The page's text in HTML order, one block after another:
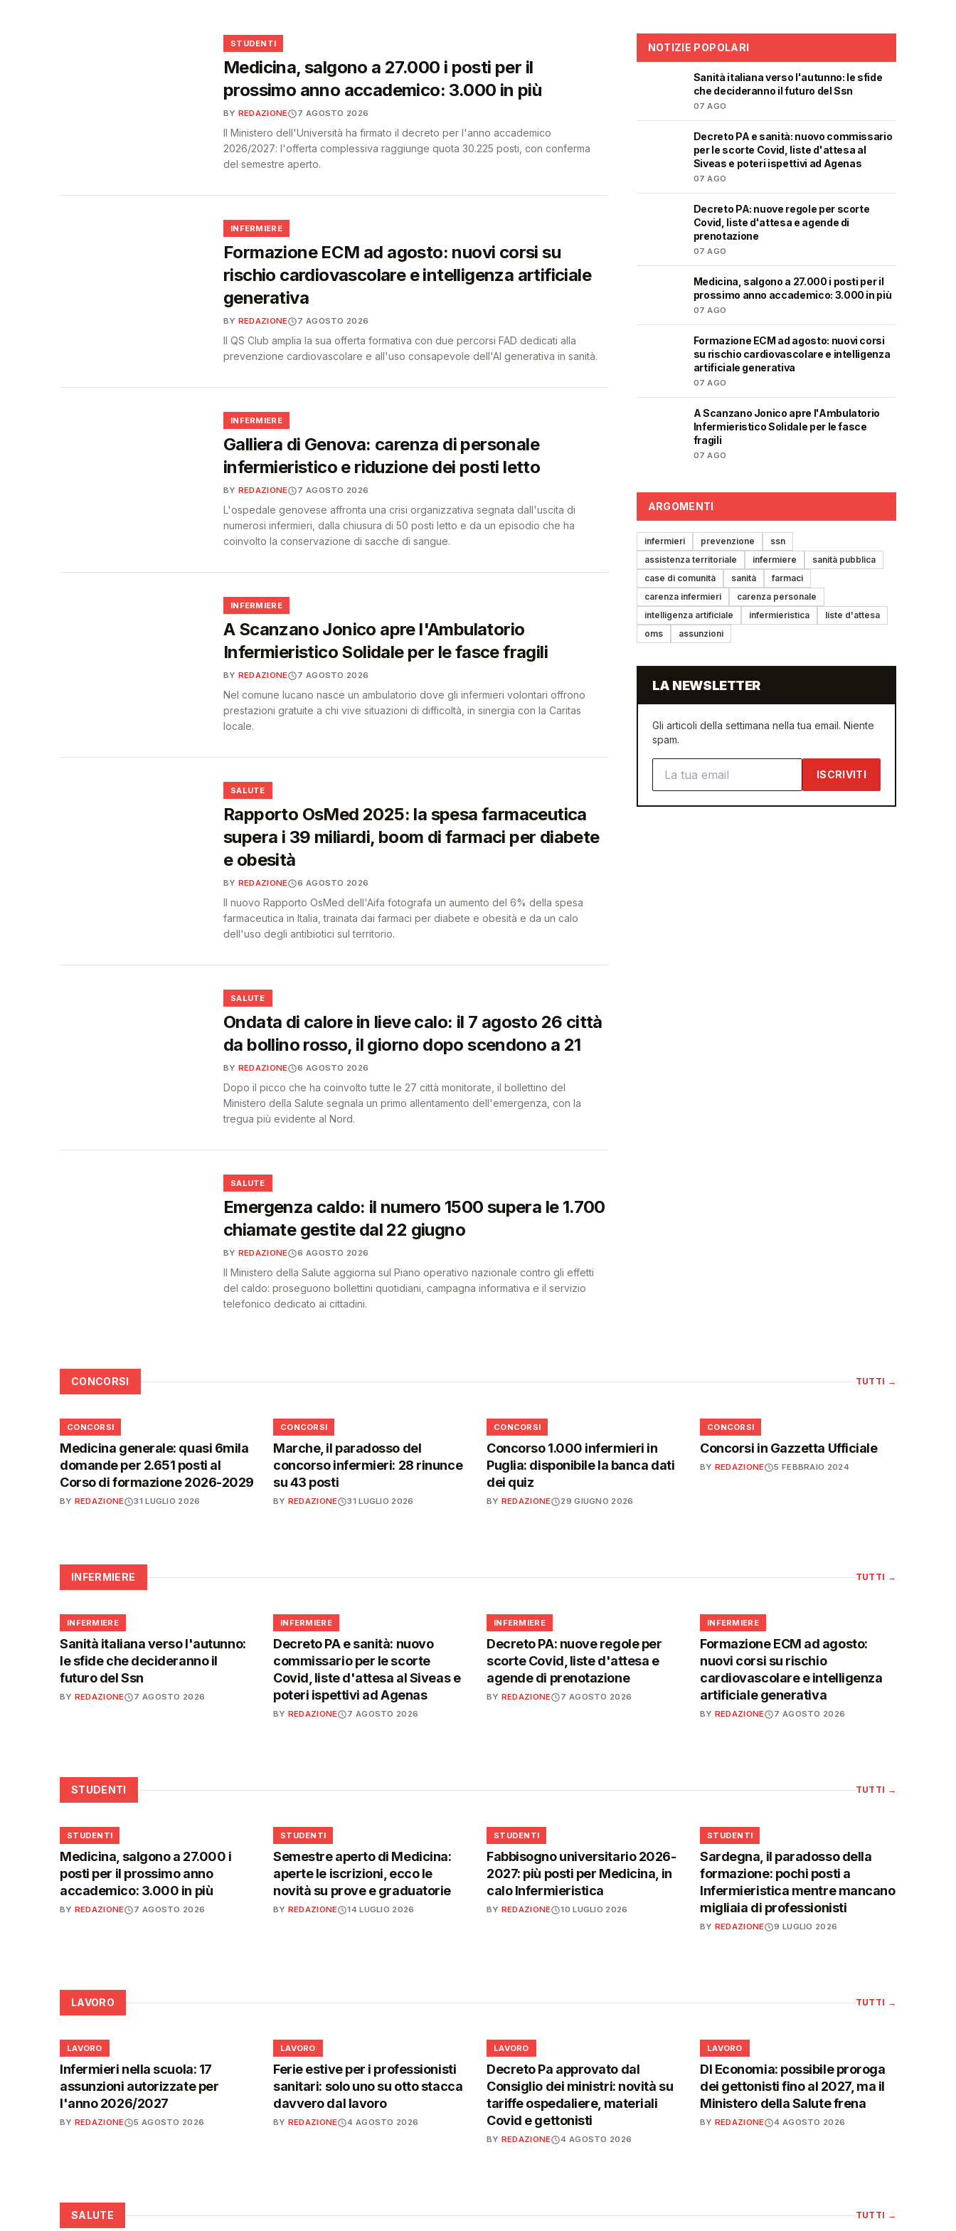
STUDENTI
Medicina, salgono a 27.000 i posti per il
prossimo anno accademico: 3.000 in più
BY REDAZIONE 7 AGOSTO 2026
Il Ministero dell'Università ha firmato il decreto per l'anno accademico
2026/2027: l'offerta complessiva raggiunge quota 30.225 posti, con conferma
del semestre aperto.
INFERMIERE
Formazione ECM ad agosto: nuovi corsi su
rischio cardiovascolare e intelligenza artificiale
generativa
BY REDAZIONE 7 AGOSTO 2026
Il QS Club amplia la sua offerta formativa con due percorsi FAD dedicati alla
prevenzione cardiovascolare e all'uso consapevole dell'AI generativa in sanità.
INFERMIERE
Galliera di Genova: carenza di personale
infermieristico e riduzione dei posti letto
BY REDAZIONE 7 AGOSTO 2026
L'ospedale genovese affronta una crisi organizzativa segnata dall'uscita di
numerosi infermieri, dalla chiusura di 50 posti letto e da un episodio che ha
coinvolto la conservazione di sacche di sangue.
INFERMIERE
A Scanzano Jonico apre l'Ambulatorio
Infermieristico Solidale per le fasce fragili
BY REDAZIONE 7 AGOSTO 2026
Nel comune lucano nasce un ambulatorio dove gli infermieri volontari offrono
prestazioni gratuite a chi vive situazioni di difficoltà, in sinergia con la Caritas
locale.
SALUTE
Rapporto OsMed 2025: la spesa farmaceutica
supera i 39 miliardi, boom di farmaci per diabete
e obesità
BY REDAZIONE 6 AGOSTO 2026
Il nuovo Rapporto OsMed dell'Aifa fotografa un aumento del 6% della spesa
farmaceutica in Italia, trainata dai farmaci per diabete e obesità e da un calo
dell'uso degli antibiotici sul territorio.
SALUTE
Ondata di calore in lieve calo: il 7 agosto 26 città
da bollino rosso, il giorno dopo scendono a 21
BY REDAZIONE 6 AGOSTO 2026
Dopo il picco che ha coinvolto tutte le 27 città monitorate, il bollettino del
Ministero della Salute segnala un primo allentamento dell'emergenza, con la
tregua più evidente al Nord.
SALUTE
Emergenza caldo: il numero 1500 supera le 1.700
chiamate gestite dal 22 giugno
BY REDAZIONE 6 AGOSTO 2026
Il Ministero della Salute aggiorna sul Piano operativo nazionale contro gli effetti
del caldo: proseguono bollettini quotidiani, campagna informativa e il servizio
telefonico dedicato ai cittadini.
NOTIZIE POPOLARI
Sanità italiana verso l'autunno: le sfide
che decideranno il futuro del Ssn
07 AGO
Decreto PA e sanità: nuovo commissario
per le scorte Covid, liste d'attesa al
Siveas e poteri ispettivi ad Agenas
07 AGO
Decreto PA: nuove regole per scorte
Covid, liste d'attesa e agende di
prenotazione
07 AGO
Medicina, salgono a 27.000 i posti per il
prossimo anno accademico: 3.000 in più
07 AGO
Formazione ECM ad agosto: nuovi corsi
su rischio cardiovascolare e intelligenza
artificiale generativa
07 AGO
A Scanzano Jonico apre l'Ambulatorio
Infermieristico Solidale per le fasce
fragili
07 AGO
ARGOMENTI
infermieri prevenzione
ssn
assistenza territoriale
infermiere
sanità pubblica
case di comunità
sanità
farmaci
carenza infermieri
carenza personale
intelligenza artificiale
infermieristica
liste d'attesa
oms
assunzioni
LA NEWSLETTER
Gli articoli della settimana nella tua email. Niente
spam.
ISCRIVITI
CONCORSI TUTTI →
📋
CONCORSI
Medicina generale: quasi 6mila
domande per 2.651 posti al
Corso di formazione 2026-2029
BY REDAZIONE 31 LUGLIO 2026
📋
CONCORSI
Marche, il paradosso del
concorso infermieri: 28 rinunce
su 43 posti
BY REDAZIONE 31 LUGLIO 2026
📋
CONCORSI
Concorso 1.000 infermieri in
Puglia: disponibile la banca dati
dei quiz
BY REDAZIONE 29 GIUGNO 2026
📋
CONCORSI
Concorsi in Gazzetta Ufficiale
BY REDAZIONE 5 FEBBRAIO 2024
INFERMIERE TUTTI →
🩺
INFERMIERE
Sanità italiana verso l'autunno:
le sfide che decideranno il
futuro del Ssn
BY REDAZIONE 7 AGOSTO 2026
🩺
INFERMIERE
Decreto PA e sanità: nuovo
commissario per le scorte
Covid, liste d'attesa al Siveas e
poteri ispettivi ad Agenas
BY REDAZIONE 7 AGOSTO 2026
🩺
INFERMIERE
Decreto PA: nuove regole per
scorte Covid, liste d'attesa e
agende di prenotazione
BY REDAZIONE 7 AGOSTO 2026
🩺
INFERMIERE
Formazione ECM ad agosto:
nuovi corsi su rischio
cardiovascolare e intelligenza
artificiale generativa
BY REDAZIONE 7 AGOSTO 2026
STUDENTI TUTTI →
🎓
STUDENTI
Medicina, salgono a 27.000 i
posti per il prossimo anno
accademico: 3.000 in più
BY REDAZIONE 7 AGOSTO 2026
🎓
STUDENTI
Semestre aperto di Medicina:
aperte le iscrizioni, ecco le
novità su prove e graduatorie
BY REDAZIONE 14 LUGLIO 2026
🎓
STUDENTI
Fabbisogno universitario 2026-
2027: più posti per Medicina, in
calo Infermieristica
BY REDAZIONE 10 LUGLIO 2026
🎓
STUDENTI
Sardegna, il paradosso della
formazione: pochi posti a
Infermieristica mentre mancano
migliaia di professionisti
BY REDAZIONE 9 LUGLIO 2026
LAVORO TUTTI →
💼
LAVORO
Infermieri nella scuola: 17
assunzioni autorizzate per
l'anno 2026/2027
BY REDAZIONE 5 AGOSTO 2026
💼
LAVORO
Ferie estive per i professionisti
sanitari: solo uno su otto stacca
davvero dal lavoro
BY REDAZIONE 4 AGOSTO 2026
💼
LAVORO
Decreto Pa approvato dal
Consiglio dei ministri: novità su
tariffe ospedaliere, materiali
Covid e gettonisti
BY REDAZIONE 4 AGOSTO 2026
💼
LAVORO
Dl Economia: possibile proroga
dei gettonisti fino al 2027, ma il
Ministero della Salute frena
BY REDAZIONE 4 AGOSTO 2026
SALUTE TUTTI →